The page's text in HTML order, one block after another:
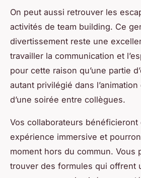
On peut aussi retrouver les
activités de team building. Ce
divertissement reste une
travailler la communication et
pour cette raison qu’une partie
autant privilégié dans l’animation
d’une soirée entre collègues.
Vos collaborateurs bénéficieront
expérience immersive et
moment hors du commun. Vous
trouver des formules qui offrent